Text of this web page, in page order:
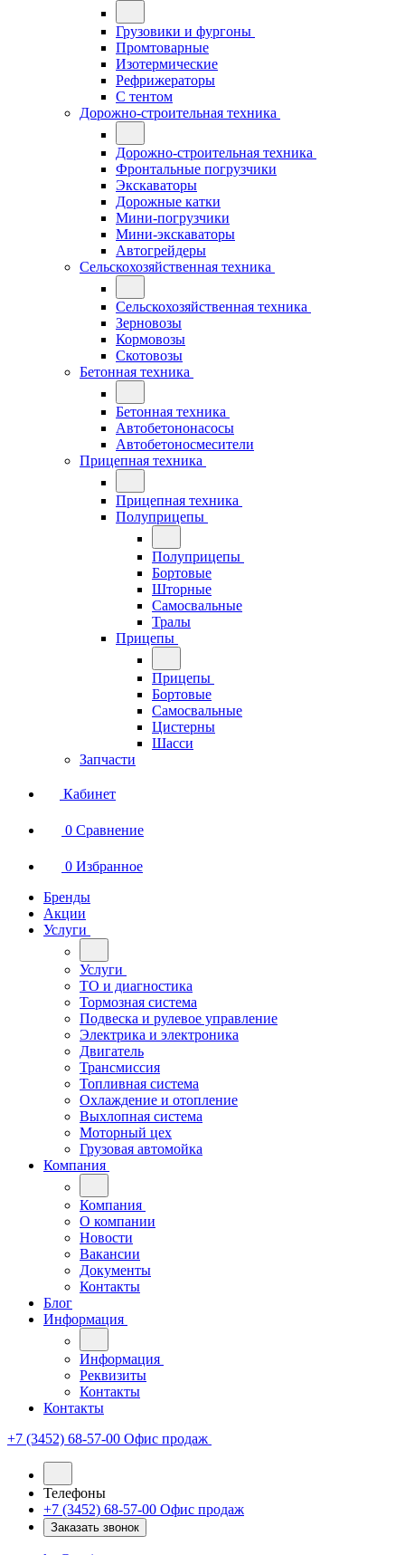
Грузовики и фургоны
Промтоварные
Изотермические
Рефрижераторы
С тентом
Дорожно-строительная техника
Дорожно-строительная техника
Фронтальные погрузчики
Экскаваторы
Дорожные катки
Мини-погрузчики
Мини-экскаваторы
Автогрейдеры
Сельскохозяйственная техника
Сельскохозяйственная техника
Зерновозы
Кормовозы
Скотовозы
Бетонная техника
Бетонная техника
Автобетононасосы
Автобетоносмесители
Прицепная техника
Прицепная техника
Полуприцепы
Полуприцепы
Бортовые
Шторные
Самосвальные
Тралы
Прицепы
Прицепы
Бортовые
Самосвальные
Цистерны
Шасси
Запчасти
Кабинет
0 Сравнение
0 Избранное
Бренды
Акции
Услуги
Услуги
ТО и диагностика
Тормозная система
Подвеска и рулевое управление
Электрика и электроника
Двигатель
Трансмиссия
Топливная система
Охлаждение и отопление
Выхлопная система
Моторный цех
Грузовая автомойка
Компания
Компания
О компании
Новости
Вакансии
Документы
Контакты
Блог
Информация
Информация
Реквизиты
Контакты
Контакты
+7 (3452) 68-57-00 Офис продаж
Телефоны
+7 (3452) 68-57-00 Офис продаж
Заказать звонок